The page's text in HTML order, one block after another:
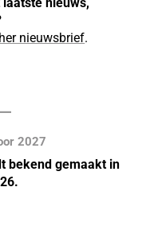
nieuwsbrief.
2027
bekend gemaakt in